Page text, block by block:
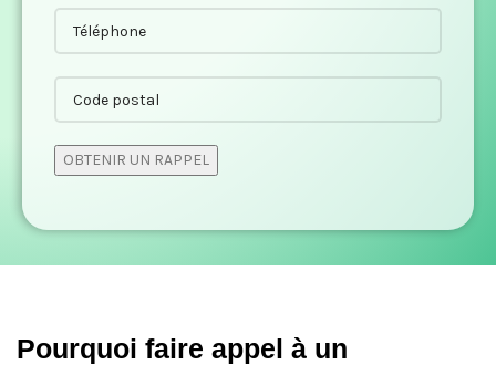
Pourquoi faire appel à un